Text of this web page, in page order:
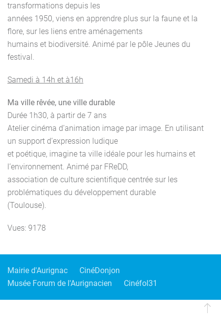
transformations depuis les
années 1950, viens en apprendre plus sur la faune et la
flore, sur les liens entre aménagements
humains et biodiversité. Animé par le pôle Jeunes du
festival.
Samedi à 14h et à16h
Ma ville rêvée, une ville durable
Durée 1h30, à partir de 7 ans
Atelier cinéma d’animation image par image. En utilisant
un support d’expression ludique
et poétique, imagine ta ville idéale pour les humains et
l’environnement. Animé par FReDD,
association de culture scientifique centrée sur les
problématiques du développement durable
(Toulouse).
Vues: 9178
Mairie d'Aurignac
CinéDonjon
Musée Forum de l'Aurignacien
Cinéfol31